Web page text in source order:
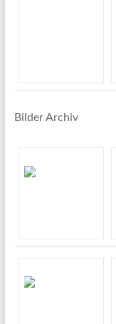
Bilder Archiv